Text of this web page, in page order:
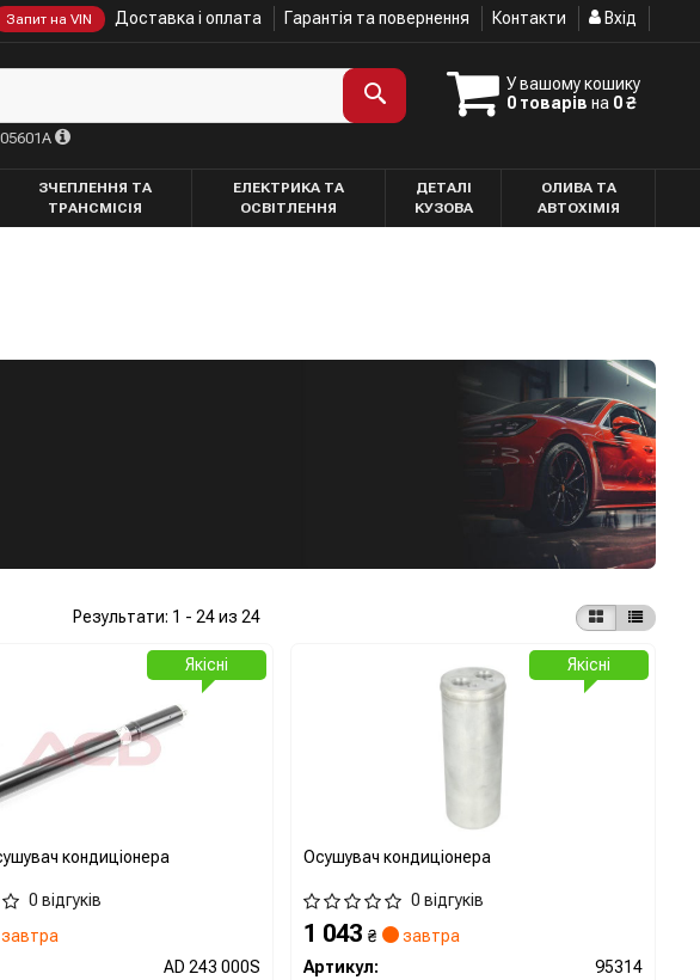
Запит на VIN Доставка і оплата Гарантія та повернення Контакти Вхід
У вашому кошику
0 товарів на 0 ₴
ЗЧЕПЛЕННЯ ТА
ТРАНСМІСІЯ
ЕЛЕКТРИКА ТА
ОСВІТЛЕННЯ
ДЕТАЛІ
КУЗОВА
ОЛИВА ТА
АВТОХІМІЯ
Результати: 1 - 24 из 24
кондиціонера
0 відгуків
завтра
AD 243 000S
Якісні
Осушувач кондиціонера
0 відгуків
1 043₴
завтра
Артикул:
95314
Якісні